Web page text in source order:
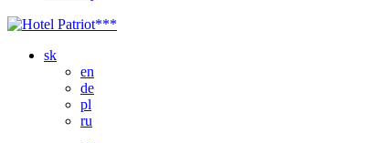
sk
en
de
pl
ru